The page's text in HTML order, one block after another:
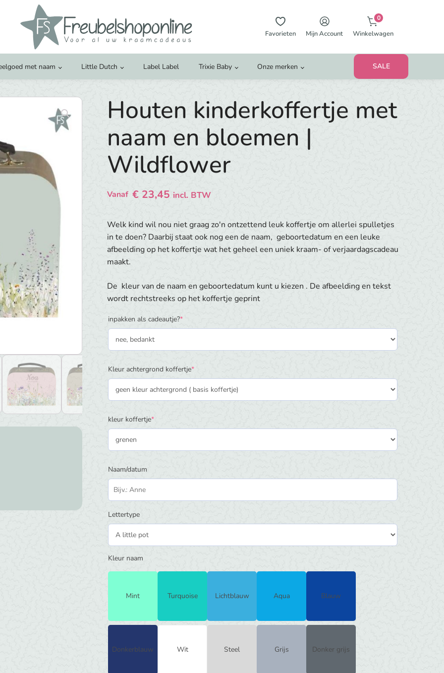
Favorieten Mijn Account
0
Winkelwagen
met naam Little Dutch Label Label Trixie Baby Onze merken SALE
Houten kinderkoffertje met
naam en bloemen |
Wildflower
Vanaf € 23,45 incl. BTW
Welk kind wil nou niet graag zo'n ontzettend leuk koffertje om allerlei spulletjes
in te doen? Daarbij staat ook nog een de naam, geboortedatum en een leuke
afbeelding op het koffertje wat het geheel een uniek kraam- of verjaardagscadeau
maakt.
De kleur van de naam en geboortedatum kunt u kiezen . De afbeelding en tekst
wordt rechtstreeks op het koffertje geprint
inpakken als cadeautje?*(required)
Kleur achtergrond koffertje*(required)
kleur koffertje*(required)
Naam/datum
Lettertype
Kleur naam
Mint Turquoise Lichtblauw Aqua Blauw
Donkerblauw Wit Steel Grijs Donker grijs